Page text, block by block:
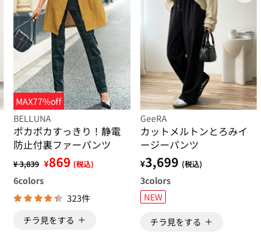
MAX77%off
BELLUNA
ポカポカすっきり！静電
防止付裏ファーパンツ
¥ 3,839 ¥869 (税込)
6colors
323件
チラ見をする
GeeRA
カットメルトンとろみイ
ージーパンツ
¥3,699 (税込)
3colors
NEW
チラ見をする